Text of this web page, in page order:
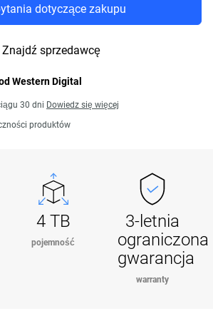
dotyczące zakupu
Znajdź sprzedawcę
Western Digital
30 dni Dowiedz się więcej
produktów
4 TB
pojemność
3-letnia
ograniczona
gwarancja
warranty